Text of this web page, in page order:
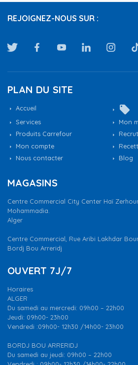
REJOIGNEZ-NOUS SUR :
PLAN DU SITE
Accueil local_offer
Services
Mon
Produits Carrefour
Mon compte
Nous contacter
Blog
MAGASINS
Centre Commercial City Center Haï
Mohammadia.
Alger
Centre Commercial, Rue Aribi Lakhdar
Bordj Bou Arreridj
OUVERT 7J/7
Horaires
ALGER
Du samedi au mercredi: 09h00 – 22h00
Jeudi: 09h00- 23h00
Vendredi :09h00- 12h30 /14h00- 23h00
BORDJ BOU ARRERIDJ
Du samedi au jeudi: 09h00 – 22h00